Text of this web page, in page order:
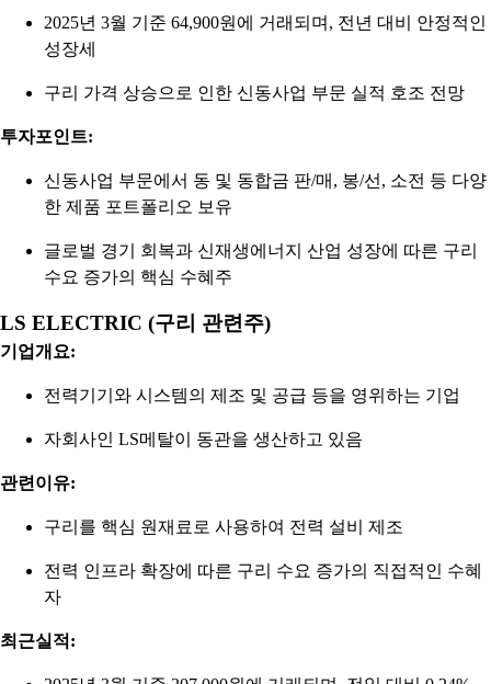
2025년 3월 기준 64,900원에 거래되며, 전년 대비 안정적인
성장세
구리 가격 상승으로 인한 신동사업 부문 실적 호조 전망
투자포인트:
신동사업 부문에서 동 및 동합금 판/매, 봉/선, 소전 등 다양
한 제품 포트폴리오 보유
글로벌 경기 회복과 신재생에너지 산업 성장에 따른 구리
수요 증가의 핵심 수혜주
LS ELECTRIC (구리 관련주)
기업개요:
전력기기와 시스템의 제조 및 공급 등을 영위하는 기업
자회사인 LS메탈이 동관을 생산하고 있음
관련이유:
구리를 핵심 원재료로 사용하여 전력 설비 제조
전력 인프라 확장에 따른 구리 수요 증가의 직접적인 수혜
자
최근실적: